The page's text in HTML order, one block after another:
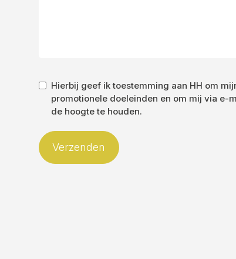
*
Hierbij geef ik toestemming aan HH om
promotionele doeleinden en om mij via e-
de hoogte te houden.